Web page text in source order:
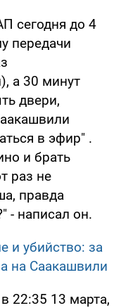
сегодня до 4
передачи
а 30 минут
двери,
в эфир" .
и брать
раз не
правда
- написал он.
и убийство: за
на Саакашвили
22:35 13 марта,